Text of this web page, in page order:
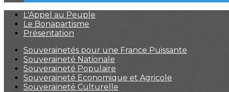
L'Appel au Peuple
Le Bonapartisme
Présentation
Souverainetés pour une France Puissante
Souveraineté Nationale
Souveraineté Populaire
Souveraineté Economique et Agricole
Souveraineté Culturelle